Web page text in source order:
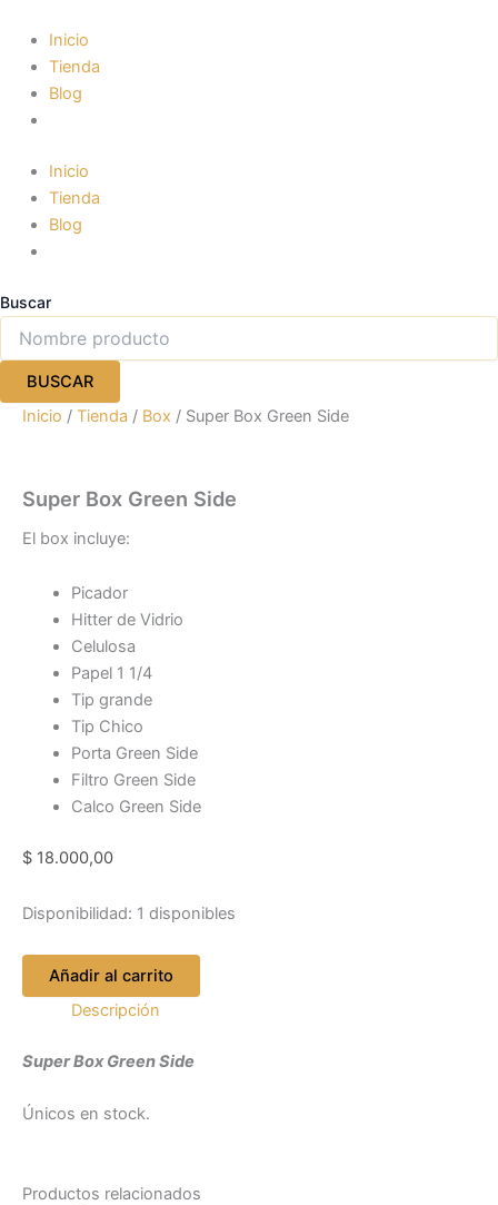
contenido
Inicio
Tienda
Blog
Inicio
Tienda
Blog
Buscar
BUSCAR
Inicio / Tienda / Box / Super Box Green Side
Super Box Green Side
El box incluye:
Picador
Hitter de Vidrio
Celulosa
Papel 1 1/4
Tip grande
Tip Chico
Porta Green Side
Filtro Green Side
Calco Green Side
$ 18.000,00
Disponibilidad: 1 disponibles
Side
cantidad
Añadir al carrito
Descripción
Super Box Green Side
Únicos en stock.
Productos relacionados